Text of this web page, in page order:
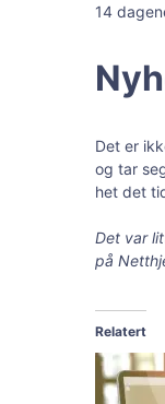
14
Det er
og tar
het det
Det var
på
Relatert